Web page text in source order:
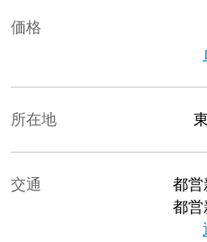
価格
所在地
交通 都営
都営